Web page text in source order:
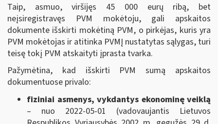
Taip, asmuo, viršijęs 45 000 eurų ribą, bet
neįsiregistravęs PVM mokėtoju, gali apskaitos
dokumente išskirti mokėtiną PVM, o pirkėjas, kuris yra
PVM mokėtojas ir atitinka PVMĮ nustatytas sąlygas, turi
teisę tokį PVM atskaityti įprasta tvarka.
Pažymėtina, kad išskirti PVM sumą apskaitos
dokumentuose privalo:
fiziniai asmenys, vykdantys ekonominę veiklą
– nuo 2022-05-01 (vadovaujantis Lietuvos